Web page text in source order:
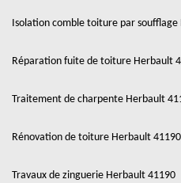
Isolation comble toiture par
Réparation fuite de toiture Herbault
Traitement de charpente Herbault
Rénovation de toiture Herbault 41190
Travaux de zinguerie Herbault 41190